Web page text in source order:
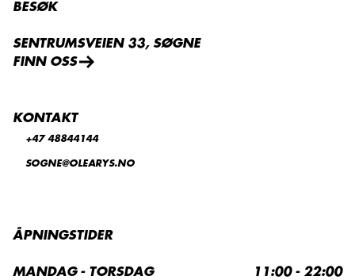
BESØK
SENTRUMSVEIEN 33, SØGNE
FINN OSS
KONTAKT
+47 48844144
SOGNE@OLEARYS.NO
ÅPNINGSTIDER
MANDAG - TORSDAG
11:00 - 22:00